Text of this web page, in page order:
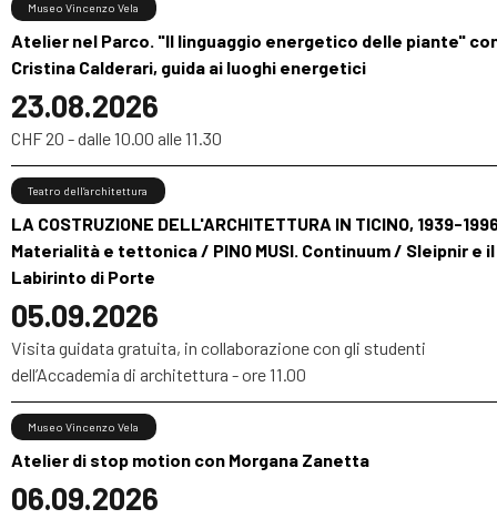
Atelier nel Parco. "Il linguaggio energetico delle piante"
Cristina Calderari, guida ai luoghi energetici
23.08.2026
Museo Vincenzo Vela
CHF 20 - dalle 10.00 alle 11.30
LA COSTRUZIONE DELL'ARCHITETTURA IN TICINO, 1939-
Materialità e tettonica / PINO MUSI. Continuum / Sleipnir e il
Labirinto di Porte
05.09.2026
Teatro dell’architettura
Visita guidata gratuita, in collaborazione con gli studenti
dell’Accademia di architettura - ore 11.00
Atelier di stop motion con Morgana Zanetta
06.09.2026
Museo Vincenzo Vela